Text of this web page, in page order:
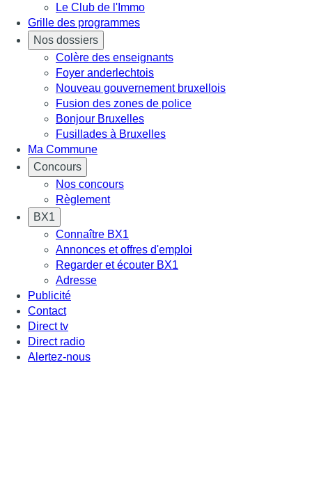
Le Club de l'Immo
Grille des programmes
Nos dossiers
Colère des enseignants
Foyer anderlechtois
Nouveau gouvernement bruxellois
Fusion des zones de police
Bonjour Bruxelles
Fusillades à Bruxelles
Ma Commune
Concours
Nos concours
Règlement
BX1
Connaître BX1
Annonces et offres d'emploi
Regarder et écouter BX1
Adresse
Publicité
Contact
Direct tv
Direct radio
Alertez-nous